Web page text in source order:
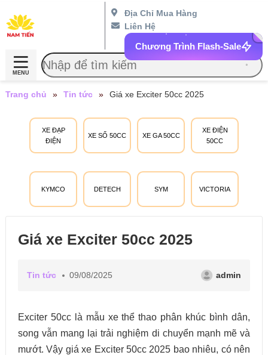
Địa Chỉ Mua Hàng
Liên Hệ
Chương Trình Flash-Sale
MENU
XE ĐẠP
ĐIỆN
XE SỐ 50CC XE GA 50CC
XE ĐIỆN
50CC
KYMCO DETECH SYM VICTORIA
Trang chủ » Tin tức » Giá xe Exciter 50cc 2025
Giá xe Exciter 50cc 2025
Tin tức 09/08/2025 admin
Exciter 50cc là mẫu xe thể thao phân khúc bình dân,
song vẫn mang lại trải nghiệm di chuyển mạnh mẽ và
mướt. Vậy giá xe Exciter 50cc 2025 bao nhiêu, có nên